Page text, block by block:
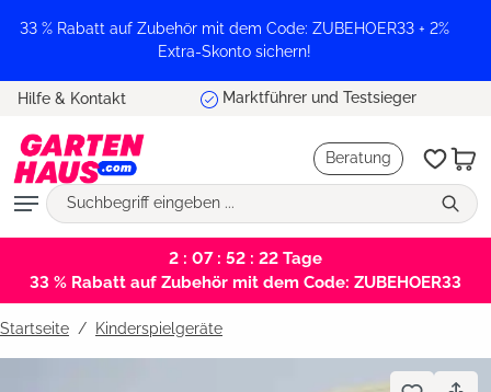
springen
33 % Rabatt auf Zubehör mit dem Code: ZUBEHOER33 + 2%
Extra-Skonto sichern!
Hilfe & Kontakt Marktführer und Testsieger
Beratung
2 : 07 : 52 : 21Tage
33 % Rabatt auf Zubehör mit dem Code: ZUBEHOER33
Startseite Kinderspielgeräte